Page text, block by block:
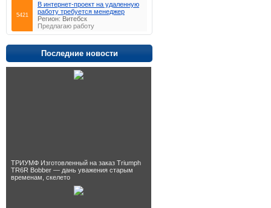
5421
В интернет-проект на удаленную
работу требуется менеджер
Регион: Витебск
Предлагаю работу
Последние новости
ТРИУМФ Изготовленный на заказ Triumph
TR6R Bobber — дань уважения старым
временам, скелето